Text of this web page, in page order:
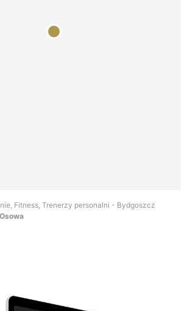
Fitness, Trenerzy personalni - Bydgoszcz